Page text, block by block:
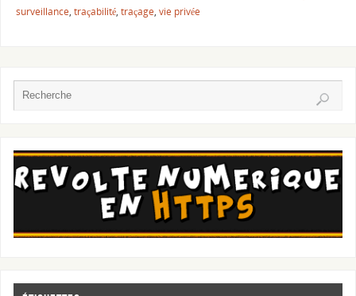
surveillance, traçabilité, traçage, vie privée